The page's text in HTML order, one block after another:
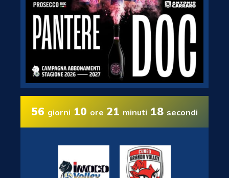
56 giorni 10 ore 21 minuti 17 secondi